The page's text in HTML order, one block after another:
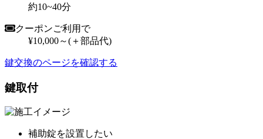
約10~40分
クーポンご利用で
¥10,000～(＋部品代)
鍵交換のページを確認する
鍵取付
補助錠を設置したい